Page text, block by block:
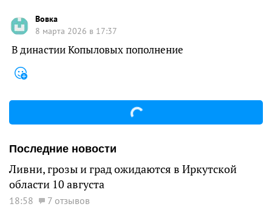
Вовка
8 марта 2026 в 17:37
В династии Копыловых пополнение
Последние новости
Ливни, грозы и град ожидаются в Иркутской
области 10 августа
18:58 7 отзывов